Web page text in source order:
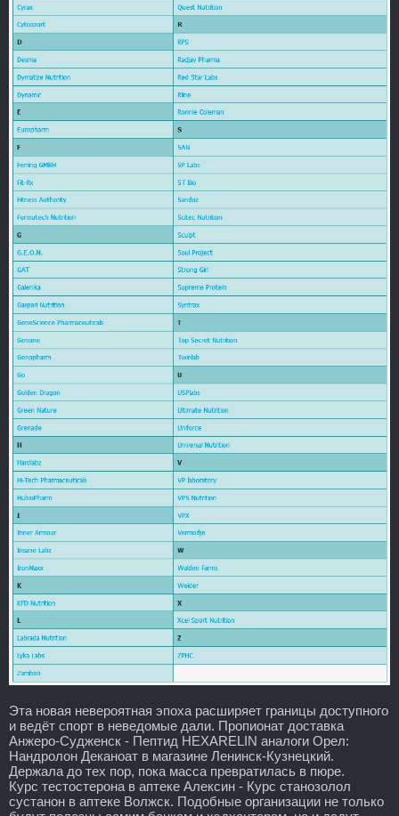
Эта новая невероятная эпоха расширяет границы доступного
и ведёт спорт в неведомые дали. Пропионат доставка
Анжеро-Судженск - Пептид HEXARELIN аналоги Орел:
Нандролон Деканоат в магазине Ленинск-Кузнецкий.
Держала до тех пор, пока масса превратилась в пюре.
Курс тестостерона в аптеке Алексин - Курс станозолол
сустанон в аптеке Волжск. Подобные организации не только